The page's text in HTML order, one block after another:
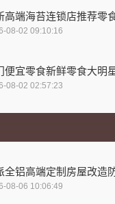
高端海苔连锁店推荐零
08-02 09:10:16
便宜零食新鲜零食大明
08-02 02:57:23
全铝高端定制房屋改造
08-06 10:06:49